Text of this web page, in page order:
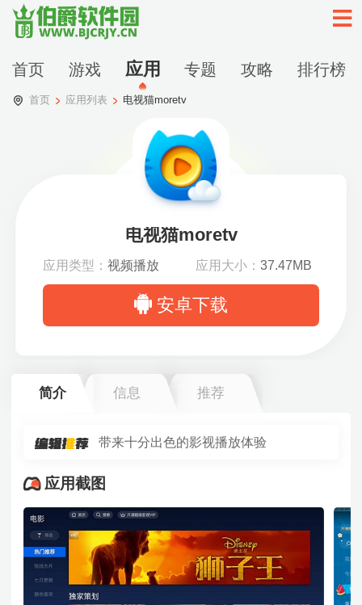
首页 游戏 应用 专题 攻略 排行榜
首页 应用列表 电视猫moretv
电视猫moretv
应用类型： 视频播放 应用大小：37.47MB
安卓下载
简介 信息 推荐
带来十分出色的影视播放体验
应用截图